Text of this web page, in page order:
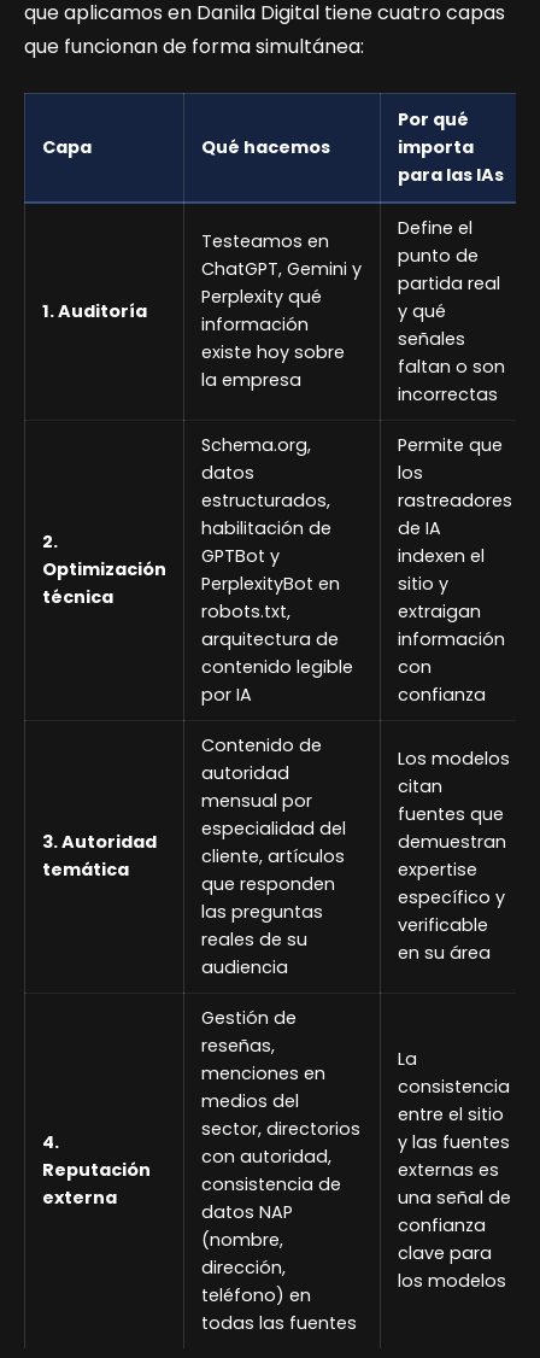
que aplicamos en Danila Digital tiene cuatro capas
que funcionan de forma simultánea:
Capa Qué hacemos
Por qué
importa
para las IAs
1. Auditoría
Testeamos en
ChatGPT, Gemini y
Perplexity qué
información
existe hoy sobre
la empresa
Define el
punto de
partida real
y qué
señales
faltan o son
incorrectas
2.
Optimización
técnica
Schema.org,
datos
estructurados,
habilitación de
GPTBot y
PerplexityBot en
robots.txt,
arquitectura de
contenido legible
por IA
Permite que
los
rastreadores
de IA
indexen el
sitio y
extraigan
información
con
confianza
3. Autoridad
temática
Contenido de
autoridad
mensual por
especialidad del
cliente, artículos
que responden
las preguntas
reales de su
audiencia
Los modelos
citan
fuentes que
demuestran
expertise
específico y
verificable
en su área
4.
Reputación
externa
Gestión de
reseñas,
menciones en
medios del
sector, directorios
con autoridad,
consistencia de
datos NAP
(nombre,
dirección,
teléfono) en
todas las fuentes
La
consistencia
entre el sitio
y las fuentes
externas es
una señal de
confianza
clave para
los modelos